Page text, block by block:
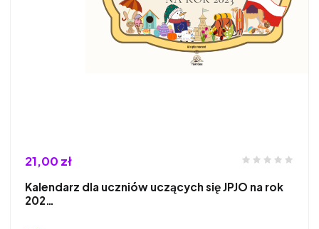
21,00 zł
Kalendarz dla uczniów uczących się JPJO na rok
202…